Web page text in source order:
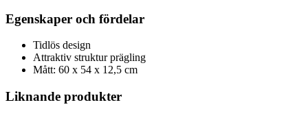
Egenskaper och fördelar
Tidlös design
Attraktiv struktur prägling
Mått: 60 x 54 x 12,5 cm
Liknande produkter